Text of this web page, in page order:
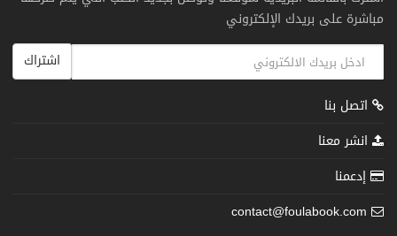
مباشرة على بريدك الإلكتروني
اشتراك
اتصل بنا
انشر معنا
إدعمنا
contact@foulabook.com